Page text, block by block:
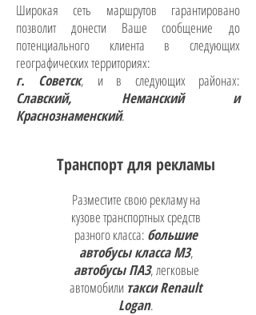
Широкая сеть маршрутов гарантировано
позволит донести Ваше сообщение до
потенциального клиента в следующих
географических территориях:
г. Советск, и в следующих районах:
Славский, Неманский и
Краснознаменский.
Транспорт для рекламы
Разместите свою рекламу на
кузове транспортных средств
разного класса: большие
автобусы класса М3,
автобусы ПАЗ, легковые
автомобили такси Renault
Logan.